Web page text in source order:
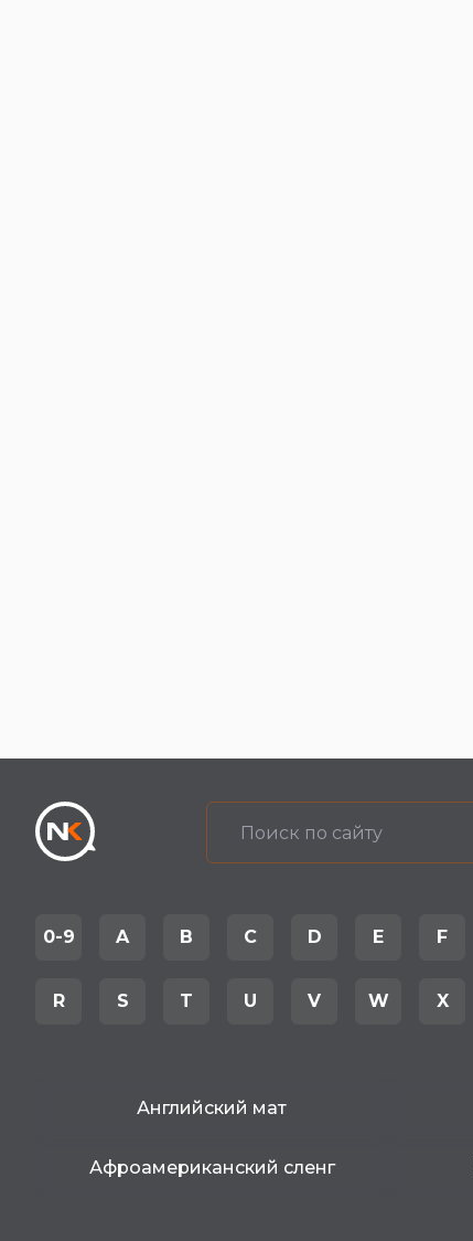
0-9 A B C D E F
R S T U V W X
Английский мат
Афроамериканский сленг